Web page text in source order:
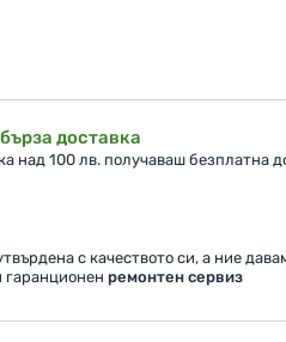
доставка
над 100 лв. получаваш безплатна
с качеството си, а ние
гаранционен ремонтен сервиз